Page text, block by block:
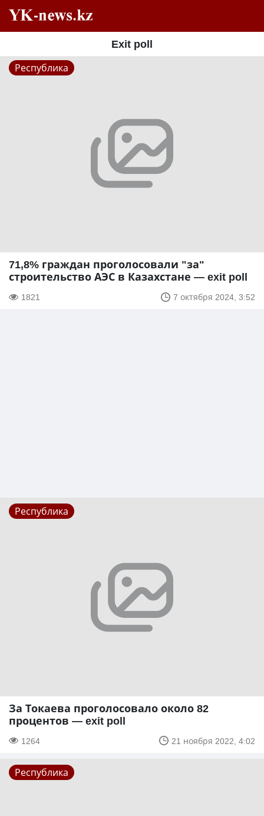
Exit poll
Республика
71,8% граждан проголосовали "за"
строительство АЭС в Казахстане — exit poll
1821 7 октября 2024, 3:52
Республика
За Токаева проголосовало около 82
процентов — exit poll
1264 21 ноября 2022, 4:02
Республика